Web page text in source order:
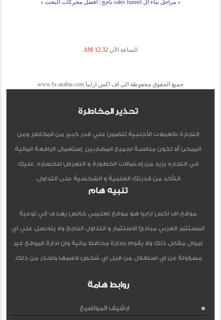
« مراحل بناء ال sales funnel ناجح أفضل محركات البحث »
الساعة الآن 12:32 AM
جميع الحقوق محفوظة الى اف اكس ارابيا www.fx-arabia.com
تحذير المخاطرة
التجارة بالعملات الأجنبية تتضمن علي قدر كبير من المخاطر ومن
الممكن ألا تكون مناسبة لجميع المضاربين, إستعمال الرافعة المالية
في التجاره يزيد من إحتمالات الخطورة و التعرض للخساره, عليك
التأكد من قدرتك العلمية و الشخصية على التداول.
تنبيه هام
موقع اف اكس ارابيا هو موقع تعليمي خالص يهدف الي توعية
المستثمر العربي مبادئ الاستثمار و التداول الناجح ولا يتحصل علي اي
اموال مقابل ذلك ولا يقوم بادارة محافظ مالية وان ادارة الموقع غير
مسؤولة عن اي استغلال من قبل اي شخص لاسمها وتحذر من ذلك.
روابط هامة
ارشيف المواضيع